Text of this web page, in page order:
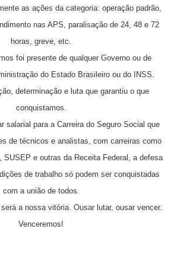
as ações da categoria: operação padrão,
nas APS, paralisação de 24, 48 e 72
horas, greve, etc.
foi presente de qualquer Governo ou de
do Estado Brasileiro ou do INSS.
determinação e luta que garantiu o que
conquistamos.
salarial para a Carreira do Seguro Social que
de técnicos e analistas, com carreiras como
SUSEP e outras da Receita Federal, a defesa
de trabalho só podem ser conquistadas
com a união de todos.
a nossa vitória. Ousar lutar, ousar vencer.
Venceremos!